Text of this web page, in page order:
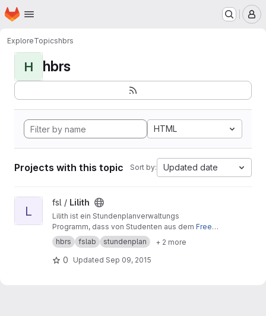
Skip to main content
Homepage
ExploreTopicshbrs
H hbrs
HTML
Projects with this topic Sort by: Updated date
View Lilith project
L
fsl / Lilith
Lilith ist ein Stundenplanverwaltungs
Programm, dass von Studenten aus dem Free-
Software-LabderHochschule Bonn-Rhein-Sie
gentwickelt und betreut wird.
hbrs fslab stundenplan + 2 more
0 Updated Sep 09, 2015